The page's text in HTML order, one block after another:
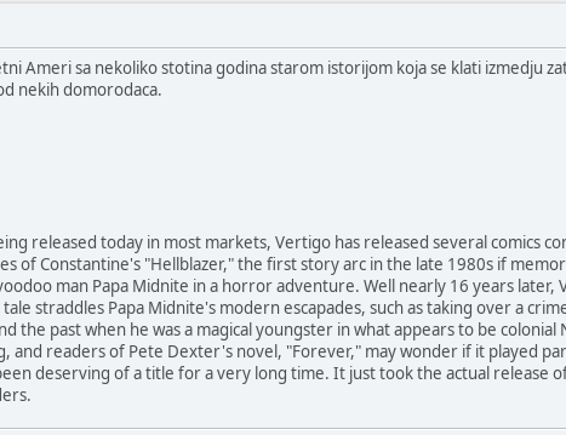
Ameri sa nekoliko stotina godina starom istorijom koja se klati izmedju
nekih domorodaca.
released today in most markets, Vertigo has released several comics
of Constantine's "Hellblazer," the first story arc in the late 1980s if
man Papa Midnite in a horror adventure. Well nearly 16 years later,
straddles Papa Midnite's modern escapades, such as taking over a
the past when he was a magical youngster in what appears to be colonial
and readers of Pete Dexter's novel, "Forever," may wonder if it played
deserving of a title for a very long time. It just took the actual release